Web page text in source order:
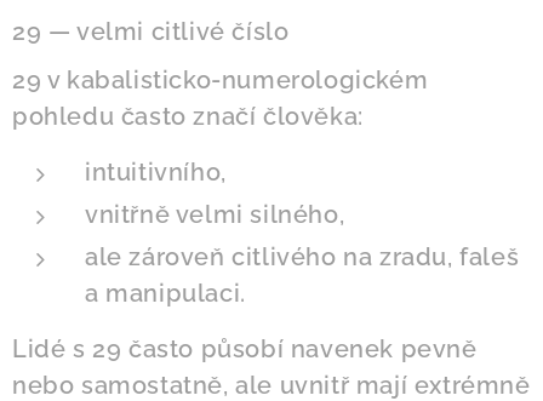
29 — velmi citlivé číslo
29 v kabalisticko-numerologickém
pohledu často značí člověka:
intuitivního,
vnitřně velmi silného,
ale zároveň citlivého na zradu, faleš
a manipulaci.
Lidé s 29 často působí navenek pevně
nebo samostatně, ale uvnitř mají extrémně